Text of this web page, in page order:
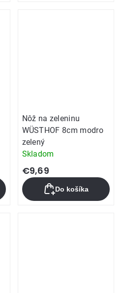
Nôž na zeleninu
WÜSTHOF 8cm modro
zelený
Skladom
€9,69
Do košíka